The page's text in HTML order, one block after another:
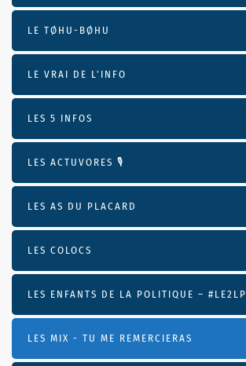
LE TØHU-BØHU
LE VRAI DE L’INFO
LES 5 INFOS
LES ACTUVORES 🎙
LES AS DU PLACARD
LES COLOCS
LES ENFANTS DE LA POLITIQUE – #LE2LP
LES MIX - TU ME REMERCIERAS